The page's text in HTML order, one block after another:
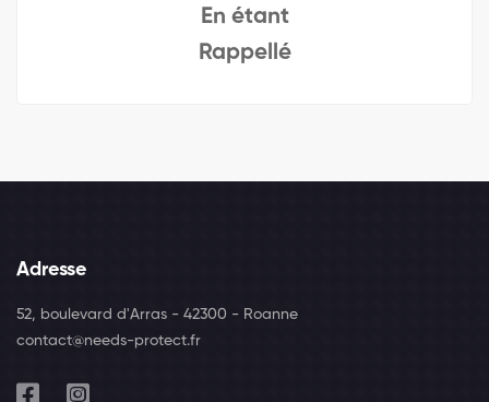
En étant
Rappellé
Adresse
52, boulevard d'Arras - 42300 - Roanne
contact@needs-protect.fr